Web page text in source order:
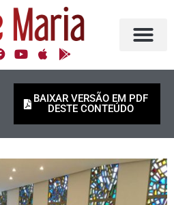
BAIXAR VERSÃO EM PDF
DESTE CONTEÚDO